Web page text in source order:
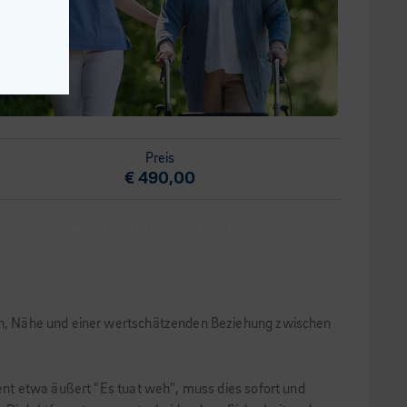
Preis
€ 490,00
und einer wertschätzenden Beziehung zwischen
etwa äußert "Es tuat weh", muss dies sofort und